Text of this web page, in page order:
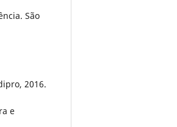
São
2016.
e